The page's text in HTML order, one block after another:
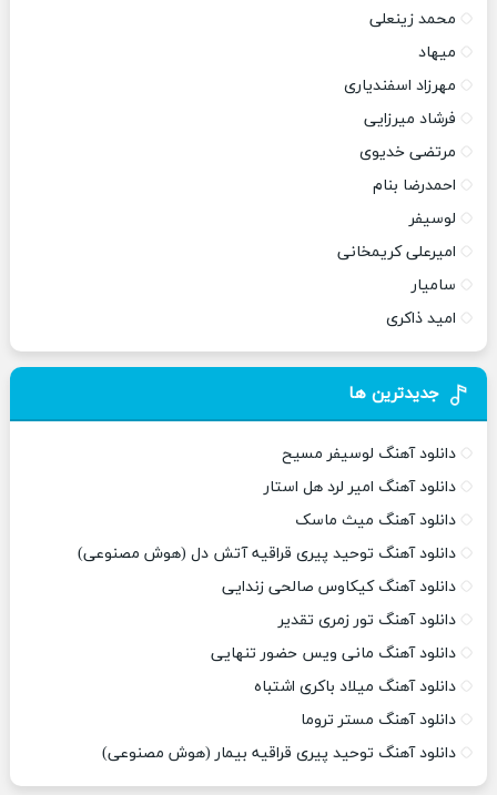
محمد زینعلی
میهاد
مهرزاد اسفندیاری
فرشاد میرزایی
مرتضی خدیوی
احمدرضا بنام
لوسیفر
امیرعلی کریمخانی
سامیار
امید ذاکری
جدیدترین ها
دانلود آهنگ لوسیفر مسیح
دانلود آهنگ امیر لرد هل استار
دانلود آهنگ میث ماسک
دانلود آهنگ توحید پیری قراقیه آتش دل (هوش مصنوعی)
دانلود آهنگ کیکاوس صالحی زندایی
دانلود آهنگ تور زمری تقدیر
دانلود آهنگ مانی ویس حضور تنهایی
دانلود آهنگ میلاد باکری اشتباه
دانلود آهنگ مستر تروما
دانلود آهنگ توحید پیری قراقیه بیمار (هوش مصنوعی)